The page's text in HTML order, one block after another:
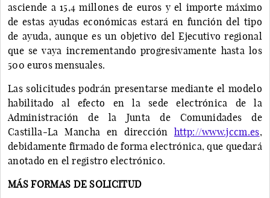
asciende a 15,4 millones de euros y el importe máximo
de estas ayudas económicas estará en función del tipo
de ayuda, aunque es un objetivo del Ejecutivo regional
que se vaya incrementando progresivamente hasta los
500 euros mensuales.
Las solicitudes podrán presentarse mediante el modelo
habilitado al efecto en la sede electrónica de la
Administración de la Junta de Comunidades de
Castilla-La Mancha en dirección http://www.jccm.es,
debidamente firmado de forma electrónica, que quedará
anotado en el registro electrónico.
MÁS FORMAS DE SOLICITUD